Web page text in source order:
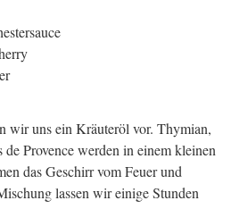
wir uns ein Kräuteröl vor. Thymian,
Provence werden in einem kleinen
das Geschirr vom Feuer und
lassen wir einige Stunden